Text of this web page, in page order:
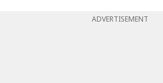
ADVERTISEMENT